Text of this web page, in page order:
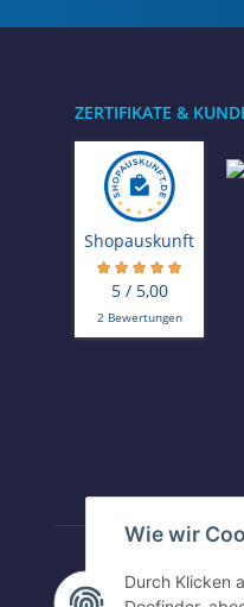
ZERTIFIKATE &
Shopauskunft
5 / 5,00
2 Bewertungen
Wie wir
Durch Klicken